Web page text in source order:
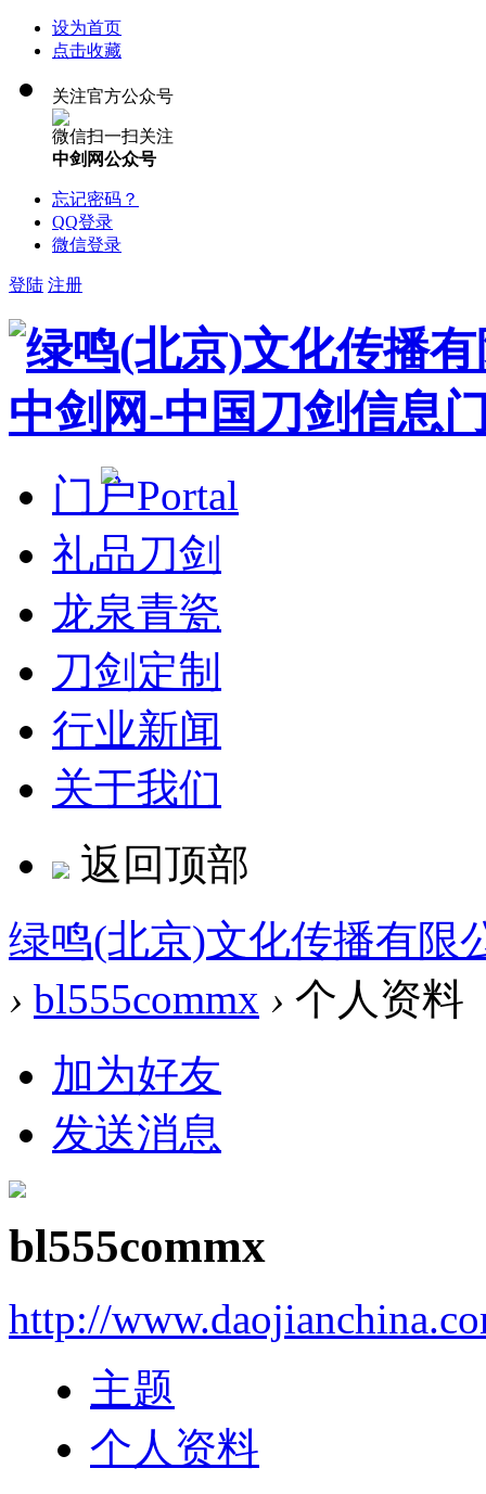
设为首页
点击收藏
关注官方公众号
微信扫一扫关注
中剑网公众号
忘记密码？
QQ登录
微信登录
登陆 注册
门户Portal
礼品刀剑
龙泉青瓷
刀剑定制
行业新闻
关于我们
返回顶部
绿鸣(北京)文化传播有限
› bl555commx › 个人资料
加为好友
发送消息
bl555commx
http://
主题
个人资料